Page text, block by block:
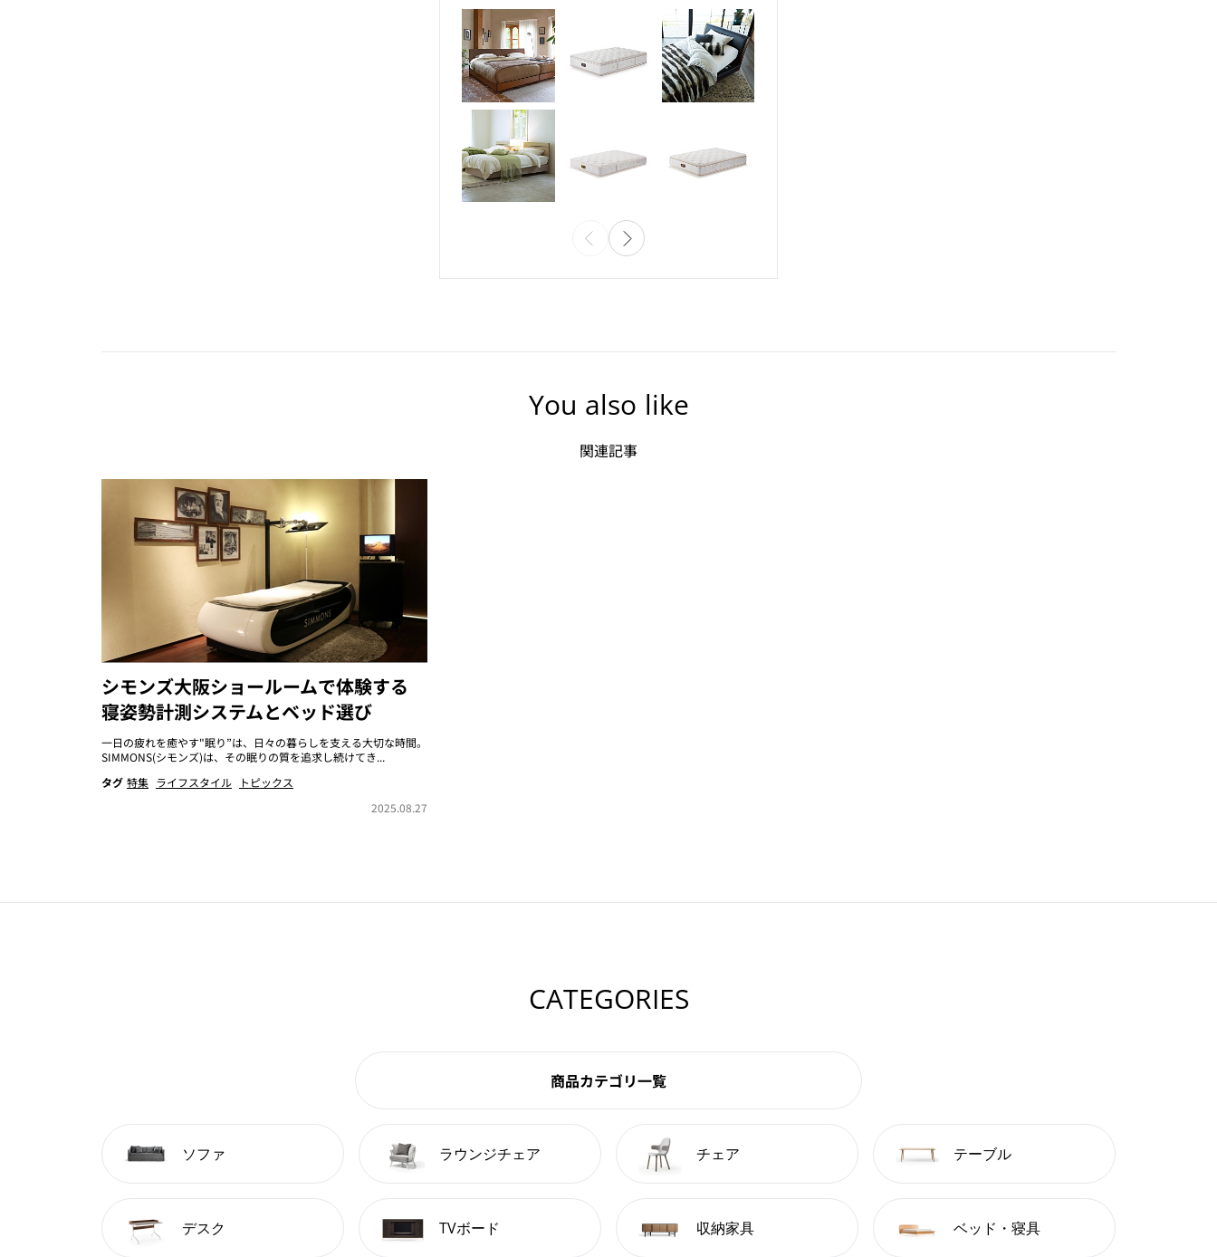
You also like
関連記事
シモンズ大阪ショールームで体験する
寝姿勢計測システムとベッド選び
一日の疲れを癒やす"眠り”は、日々の暮らしを支える大切な時間。
SIMMONS(シモンズ)は、その眠りの質を追求し続けてき...
タグ 特集 ライフスタイル
トピックス
2025.08.27
CATEGORIES
商品カテゴリ一覧
ソファ ラウンジチェア チェア テーブル
デスク TVボード 収納家具 ベッド・寝具